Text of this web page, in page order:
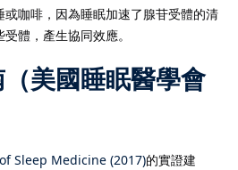
咖啡，因為睡眠加速了腺苷受體的清
體，產生協同效應。
美國睡眠醫學會
Sleep Medicine (2017)的實證建